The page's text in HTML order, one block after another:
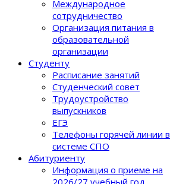
Международное
сотрудничество
Организация питания в
образовательной
организации
Студенту
Расписание занятий
Студенческий совет
Трудоустройство
выпускников
ЕГЭ
Телефоны горячей линии в
системе СПО
Абитуриенту
Информация о приеме на
2026/27 учебный год